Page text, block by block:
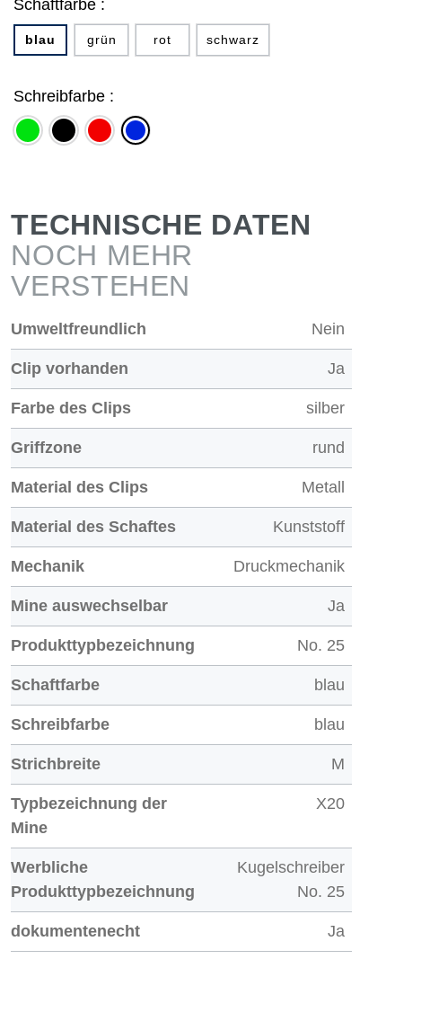
Schaftfarbe :
blau grün rot schwarz
Schreibfarbe :
grün schwarz
rot blau
TECHNISCHE DATEN
NOCH MEHR
VERSTEHEN
Umweltfreundlich Nein
Clip vorhanden Ja
Farbe des Clips silber
Griffzone rund
Material des Clips Metall
Material des Schaftes Kunststoff
Mechanik Druckmechanik
Mine auswechselbar Ja
Produkttypbezeichnung No. 25
Schaftfarbe blau
Schreibfarbe blau
Strichbreite M
Typbezeichnung der
Mine
X20
Werbliche
Produkttypbezeichnung
Kugelschreiber
No. 25
dokumentenecht Ja